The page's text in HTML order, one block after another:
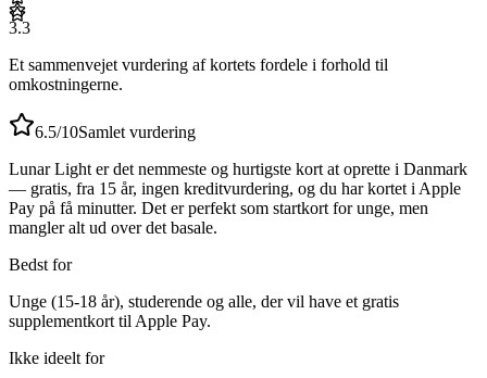
3.3
Et sammenvejet vurdering af kortets fordele i forhold til
omkostningerne.
6.5/10Samlet vurdering
Lunar Light er det nemmeste og hurtigste kort at oprette i Danmark
— gratis, fra 15 år, ingen kreditvurdering, og du har kortet i Apple
Pay på få minutter. Det er perfekt som startkort for unge, men
mangler alt ud over det basale.
Bedst for
Unge (15-18 år), studerende og alle, der vil have et gratis
supplementkort til Apple Pay.
Ikke ideelt for